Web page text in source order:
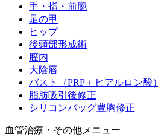
手・指・前腕
足の甲
ヒップ
後頭部形成術
膣内
大陰唇
バスト（PRP＋ヒアルロン酸）
脂肪吸引後修正
シリコンバッグ豊胸修正
血管治療・その他メニュー